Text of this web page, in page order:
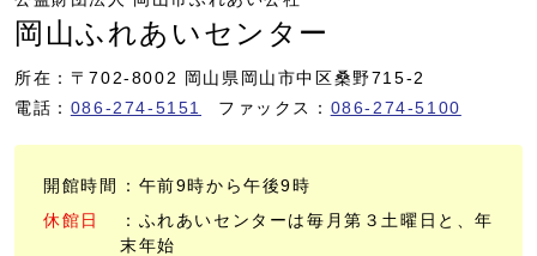
岡山ふれあいセンター
所在：〒702-8002 岡山県岡山市中区桑野715-2
電話： 086-274-5151 ファックス： 086-274-5100
開館時間
：午前9時から午後9時
休館日
：ふれあいセンターは毎月第３土曜日と、年
末年始